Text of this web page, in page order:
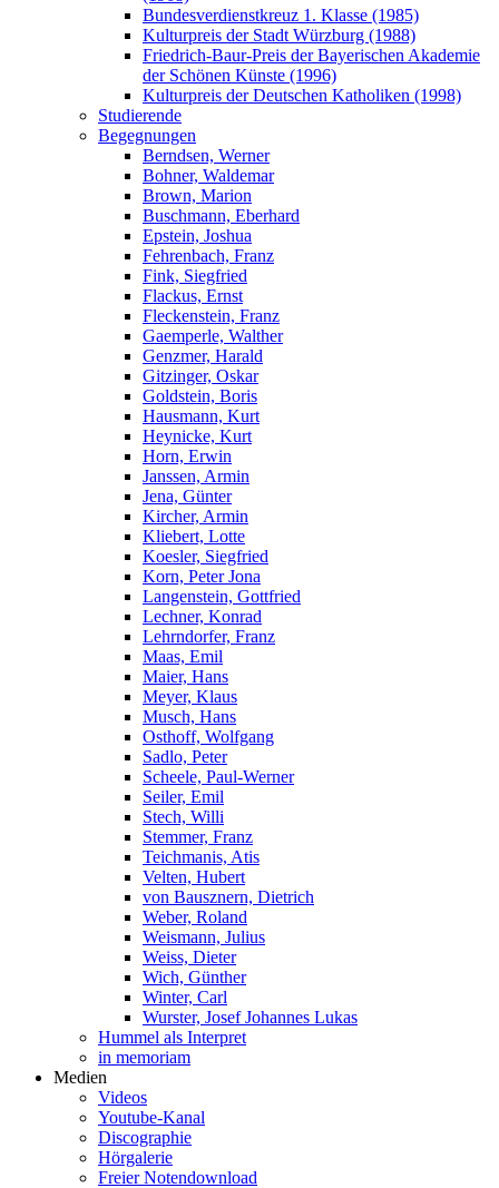
Bundesverdienstkreuz 1. Klasse (1985)
Kulturpreis der Stadt Würzburg (1988)
Friedrich-Baur-Preis der Bayerischen Akademie
der Schönen Künste (1996)
Kulturpreis der Deutschen Katholiken (1998)
Studierende
Begegnungen
Berndsen, Werner
Bohner, Waldemar
Brown, Marion
Buschmann, Eberhard
Epstein, Joshua
Fehrenbach, Franz
Fink, Siegfried
Flackus, Ernst
Fleckenstein, Franz
Gaemperle, Walther
Genzmer, Harald
Gitzinger, Oskar
Goldstein, Boris
Hausmann, Kurt
Heynicke, Kurt
Horn, Erwin
Janssen, Armin
Jena, Günter
Kircher, Armin
Kliebert, Lotte
Koesler, Siegfried
Korn, Peter Jona
Langenstein, Gottfried
Lechner, Konrad
Lehrndorfer, Franz
Maas, Emil
Maier, Hans
Meyer, Klaus
Musch, Hans
Osthoff, Wolfgang
Sadlo, Peter
Scheele, Paul-Werner
Seiler, Emil
Stech, Willi
Stemmer, Franz
Teichmanis, Atis
Velten, Hubert
von Bausznern, Dietrich
Weber, Roland
Weismann, Julius
Weiss, Dieter
Wich, Günther
Winter, Carl
Wurster, Josef Johannes Lukas
Hummel als Interpret
in memoriam
Medien
Videos
Youtube-Kanal
Discographie
Hörgalerie
Freier Notendownload